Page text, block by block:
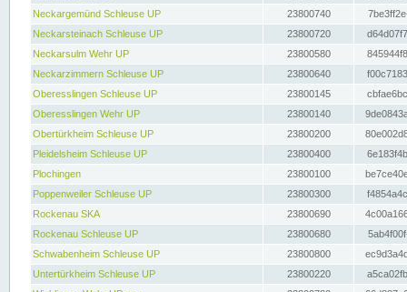
Neckargemünd Schleuse UP
23800740
Neckarsteinach Schleuse UP
23800720
Neckarsulm Wehr UP
23800580
Neckarzimmern Schleuse UP
23800640
Oberesslingen Schleuse UP
23800145
Oberesslingen Wehr UP
23800140
Obertürkheim Schleuse UP
23800200
Pleidelsheim Schleuse UP
23800400
Plochingen
23800100
Poppenweiler Schleuse UP
23800300
Rockenau SKA
23800690
Rockenau Schleuse UP
23800680
Schwabenheim Schleuse UP
23800800
Untertürkheim Schleuse UP
23800220